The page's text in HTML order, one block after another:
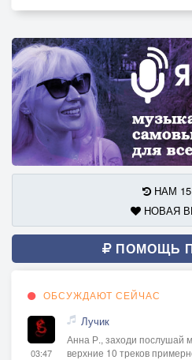
НАМ
НОВАЯ
ПОМОЩЬ
ОБСУЖДАЮТ СЕЙЧАС
03:47
Лучик
Анна Р., заходи послушай
верхние 10 треков